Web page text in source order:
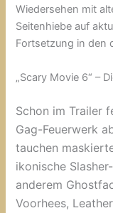
Wiedersehen mit
Seitenhiebe auf
Fortsetzung in den
„Scary Movie 6“ –
Schon im Trailer
Gag-Feuerwerk
tauchen
ikonische
anderem
Voorhees,